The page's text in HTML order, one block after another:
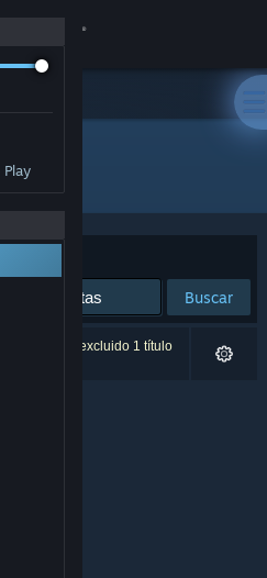
Buscar
Se ha excluido 1 título